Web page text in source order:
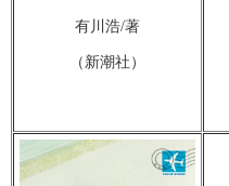
有川浩/著
（新潮社）